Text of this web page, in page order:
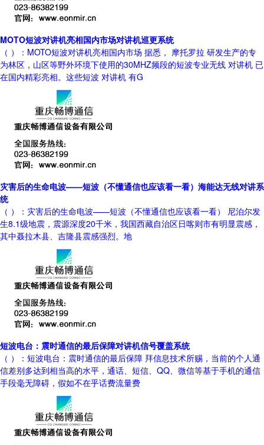
MOTO短波对讲机亮相国内市场对讲机巡更系统
（ ）：MOTO短波对讲机亮相国内市场 据悉， 摩托罗拉 研发生产的专
为林区，山区等野外环境下使用的30MHZ频段的短波专业无线 对讲机 已
在国内精彩亮相。这些短波 对讲机 有G
灾害后的生命电波——短波（不懂通信也应该看一看）海能达无线对讲系
统
（ ）：灾害后的生命电波——短波（不懂通信也应该看一看） 尼泊尔发
生8.1级地震，震源深度20千米，我国西藏自治区日喀则市有明显震感，
其中聂拉木县、吉隆县震感强烈。地
短波电台：震时通信的最后保障对讲机信号覆盖系统
（ ）：短波电台：震时通信的最后保障 拜信息技术所赐，当前的个人通
信差别多达到相当高的水平，通话、短信、QQ、微信等基于手机的通信
手段毫无障碍，假如不在乎话费流量费